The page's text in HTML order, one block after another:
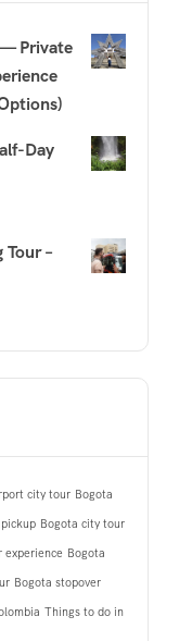
Private
Day
–
city tour Bogota
Bogota city tour
experience Bogota
Bogota stopover
Things to do in